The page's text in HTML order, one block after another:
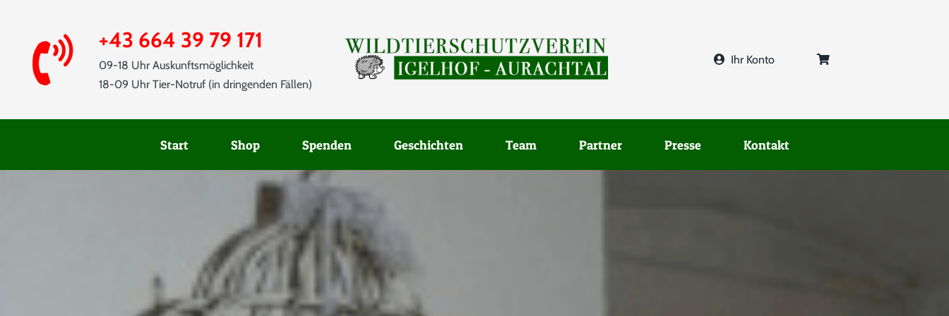
content
+43 664 39 79 171
09-18 Uhr Auskunftsmöglichkeit
18-09 Uhr Tier-Notruf (in dringenden Fällen)
Ihr Konto
Start Shop Spenden Geschichten Team Partner Presse Kontakt